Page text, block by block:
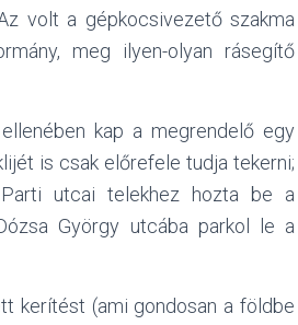
volt a gépkocsivezető szakma
meg ilyen-olyan rásegítő
kap a megrendelő egy
is csak előrefele tudja tekerni;
utcai telekhez hozta be a
György utcába parkol le a
kerítést (ami gondosan a földbe